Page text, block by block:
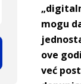
mogu
ove
već